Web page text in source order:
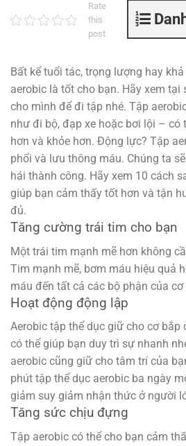
Rate
this
post
Bất kể tuổi tác, trọng lượng hay
aerobic là tốt cho bạn. Hãy xem
cho mình để đi tập nhé. Tập
như đi bộ, đạp xe hoặc bơi lội – có
hơn và khỏe hơn. Động lực? Tập
phổi và lưu thông máu. Chúng ta
hái thành công. Hãy xem 10 cách
giúp bạn cảm thấy tốt hơn và tận
đủ.
Tăng cường trái tim cho bạn
Một trái tim mạnh mẽ hơn không
Tim mạnh mẽ, bơm máu hiệu quả
máu đến tất cả các bộ phận của cơ
Hoạt động động lập
Aerobic tập thể dục giữ cho cơ bắp
có thể giúp bạn duy trì sự nhanh
aerobic cũng giữ cho tâm trí của
phút tập thể dục aerobic ba ngày
giảm suy giảm nhận thức ở người
Tăng sức chịu đựng
Tập aerobic có thể cho bạn cảm